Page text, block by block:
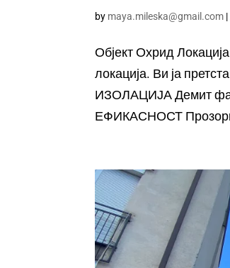
by maya.mileska@gmail.com |
Објект Охрид
локација. Ви ја
ИЗОЛАЦИЈА Демит
ЕФИКАСНОСТ